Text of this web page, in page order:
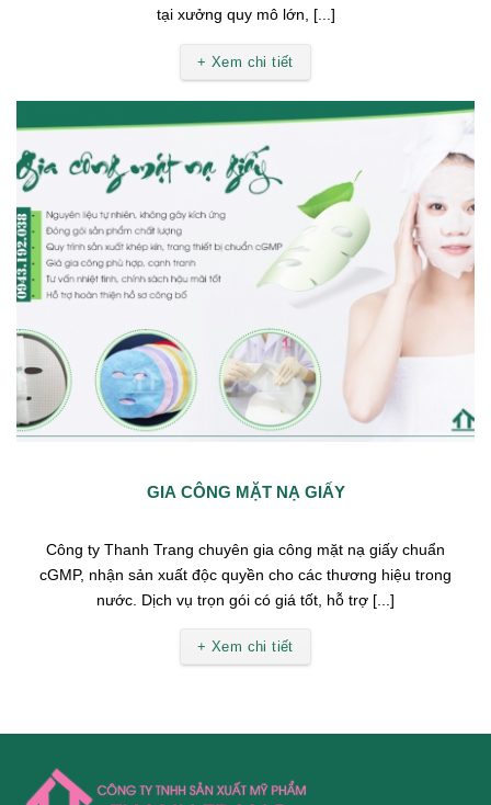
tại xưởng quy mô lớn, [...]
+ Xem chi tiết
GIA CÔNG MẶT NẠ GIẤY
Công ty Thanh Trang chuyên gia công mặt nạ giấy chuẩn
cGMP, nhận sản xuất độc quyền cho các thương hiệu trong
nước. Dịch vụ trọn gói có giá tốt, hỗ trợ [...]
+ Xem chi tiết